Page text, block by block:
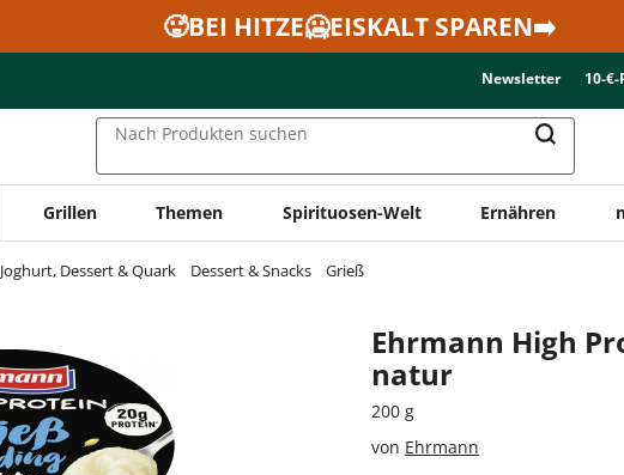
🥵BEI HITZE🥶EISKALT SPAREN➡️
Newsletter 10-
Nach Produkten suchen
Grillen Themen Spirituosen-Welt Ernähren
Joghurt, Dessert & Quark Dessert & Snacks Grieß
Ehrmann High
natur
200 g
von Ehrmann